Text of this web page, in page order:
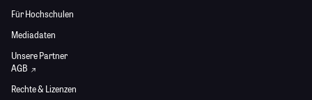
Für Hochschulen
Mediadaten
Unsere Partner
AGB
Rechte & Lizenzen